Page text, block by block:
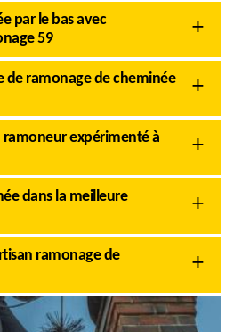
par le bas avec
59
de ramonage de cheminée
expérimenté à
dans la meilleure
ramonage de